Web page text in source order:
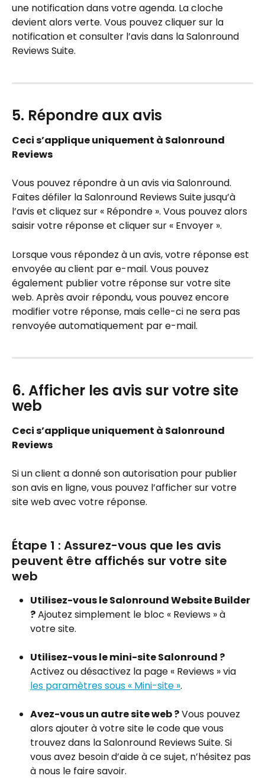
une notification dans votre agenda. La cloche
devient alors verte. Vous pouvez cliquer sur la
notification et consulter l’avis dans la Salonround
Reviews Suite.
5. Répondre aux avis
Ceci s’applique uniquement à Salonround
Reviews
Vous pouvez répondre à un avis via Salonround.
Faites défiler la Salonround Reviews Suite jusqu’à
l’avis et cliquez sur « Répondre ». Vous pouvez alors
saisir votre réponse et cliquer sur « Envoyer ».
Lorsque vous répondez à un avis, votre réponse est
envoyée au client par e-mail. Vous pouvez
également publier votre réponse sur votre site
web. Après avoir répondu, vous pouvez encore
modifier votre réponse, mais celle-ci ne sera pas
renvoyée automatiquement par e-mail.
6. Afficher les avis sur votre site
web
Ceci s’applique uniquement à Salonround
Reviews
Si un client a donné son autorisation pour publier
son avis en ligne, vous pouvez l’afficher sur votre
site web avec votre réponse.
Étape 1 : Assurez-vous que les avis
peuvent être affichés sur votre site
web
Utilisez-vous le Salonround Website Builder
? Ajoutez simplement le bloc « Reviews » à
votre site.
Utilisez-vous le mini-site Salonround ?
Activez ou désactivez la page « Reviews » via
les paramètres sous « Mini-site ».
Avez-vous un autre site web ? Vous pouvez
alors ajouter à votre site le code que vous
trouvez dans la Salonround Reviews Suite. Si
vous avez besoin d’aide à ce sujet, n’hésitez pas
à nous le faire savoir.